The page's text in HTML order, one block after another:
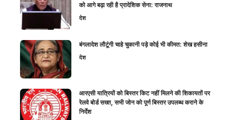
को आगे बढ़ा रही है प्रादेशिक सेना: राजनाथ
देश
बंगलादेश लौटूंगी चाहे चुकानी पड़े कोई भी कीमत: शेख हसीना
देश
आरएसी यात्रियों को बिस्तर किट नहीं मिलने की शिकायतों पर
रेलवे बोर्ड सख्त, सभी जोन को पूर्ण बिस्तर उपलब्ध कराने के
निर्देश